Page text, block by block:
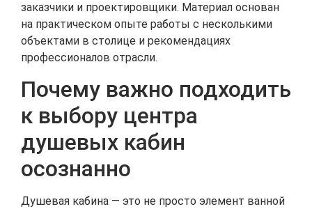
заказчики и проектировщики. Материал основан
на практическом опыте работы с несколькими
объектами в столице и рекомендациях
профессионалов отрасли.
Почему важно подходить
к выбору центра
душевых кабин
осознанно
Душевая кабина — это не просто элемент ванной